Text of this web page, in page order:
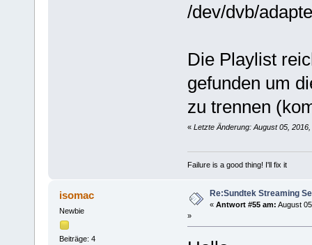
/dev/dvb/
Die Playlist
gefunden um
zu trennen
« Letzte Änderung: August 05,
Failure is a good thing! I'll fix it
isomac
Newbie
Beiträge: 4
Re:Sundtek Streaming
« Antwort #55 am: August
»